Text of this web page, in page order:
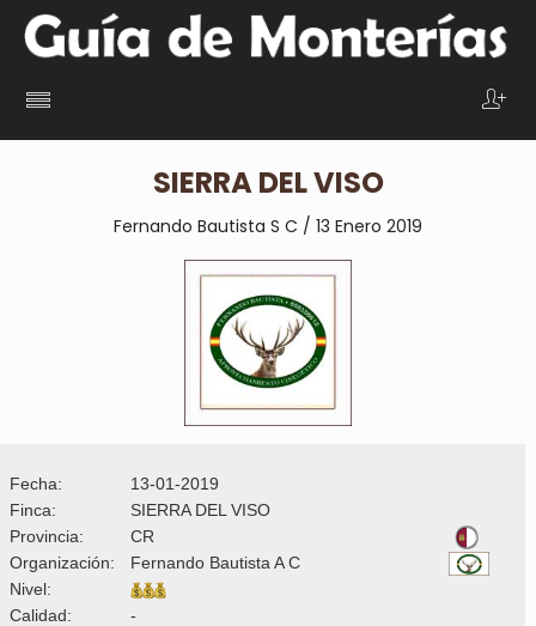
SIERRA DEL VISO
Fernando Bautista S C / 13 Enero 2019
Fecha:
13-01-2019
Finca:
SIERRA DEL VISO
Provincia:
CR
Organización:
Fernando Bautista A C
Nivel:
Calidad:
-